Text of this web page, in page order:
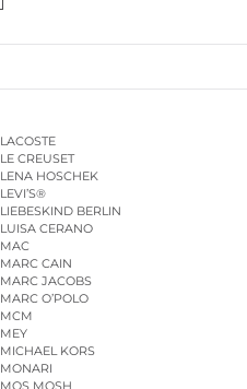
LACOSTE
LE CREUSET
LENA HOSCHEK
LEVI’S®
LIEBESKIND BERLIN
LUISA CERANO
MAC
MARC CAIN
MARC JACOBS
MARC O’POLO
MCM
MEY
MICHAEL KORS
MONARI
MOS MOSH